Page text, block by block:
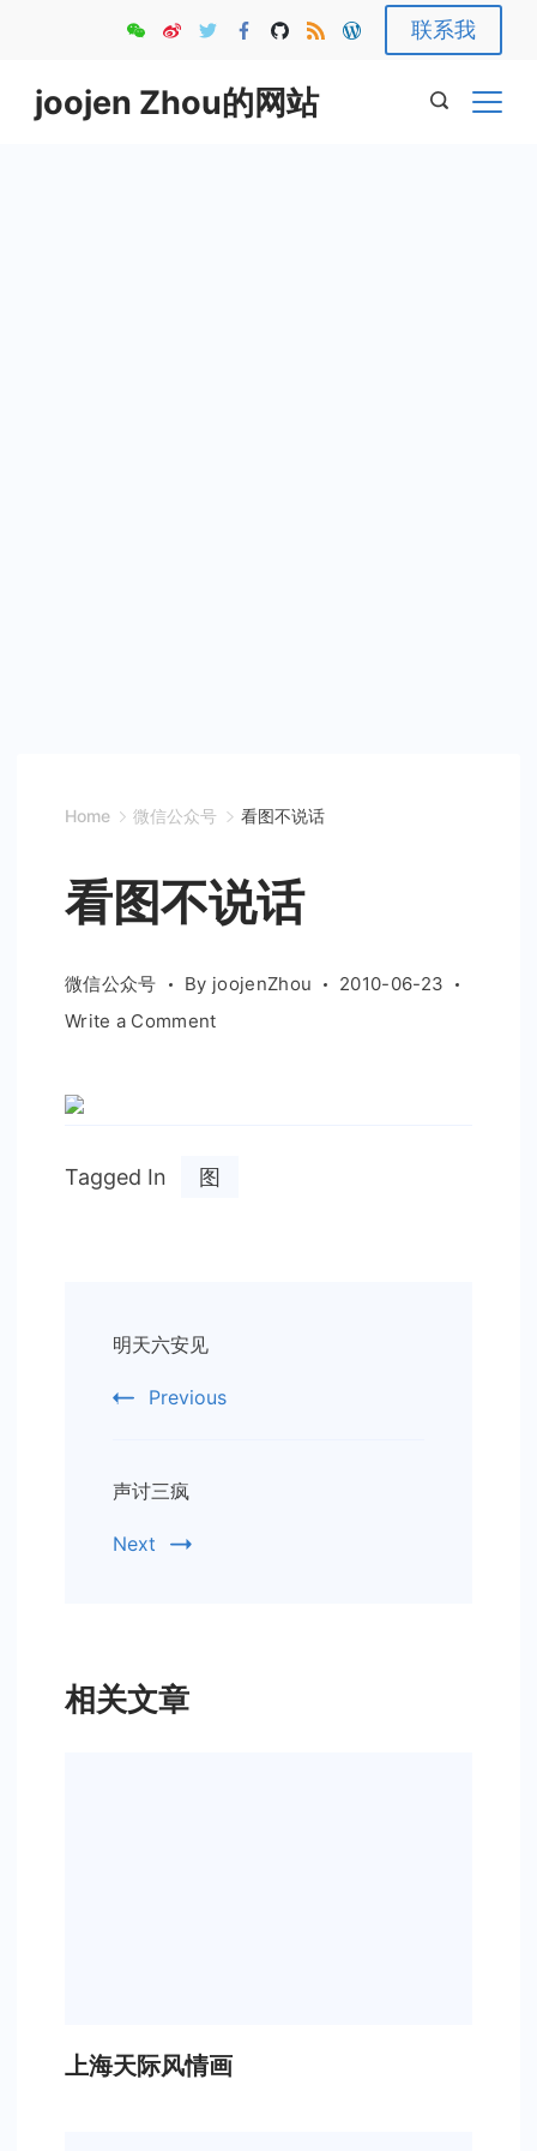
content
联系我
joojen Zhou的网站
Home 微信公众号 看图不说话
看图不说话
微信公众号 By joojenZhou
2010-06-23
Write a Commenton
话
Tagged In 图
Navigation
明天六安见
Previous
声讨三疯
Next
相关文章
上海天际风情画